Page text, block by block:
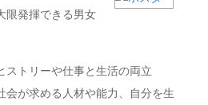
限発揮できる男女
ストリーや仕事と生活の両立
会が求める人材や能力、自分を生